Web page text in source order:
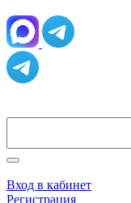
Вход в кабинет
Регистрация